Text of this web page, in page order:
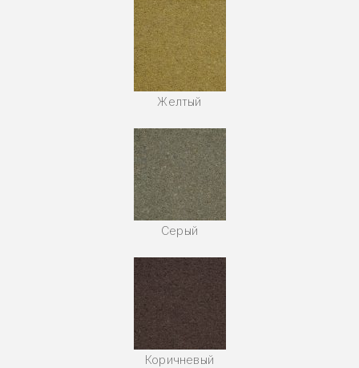
Желтый
Серый
Коричневый